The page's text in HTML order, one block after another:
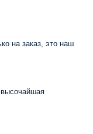
на заказ, это наш